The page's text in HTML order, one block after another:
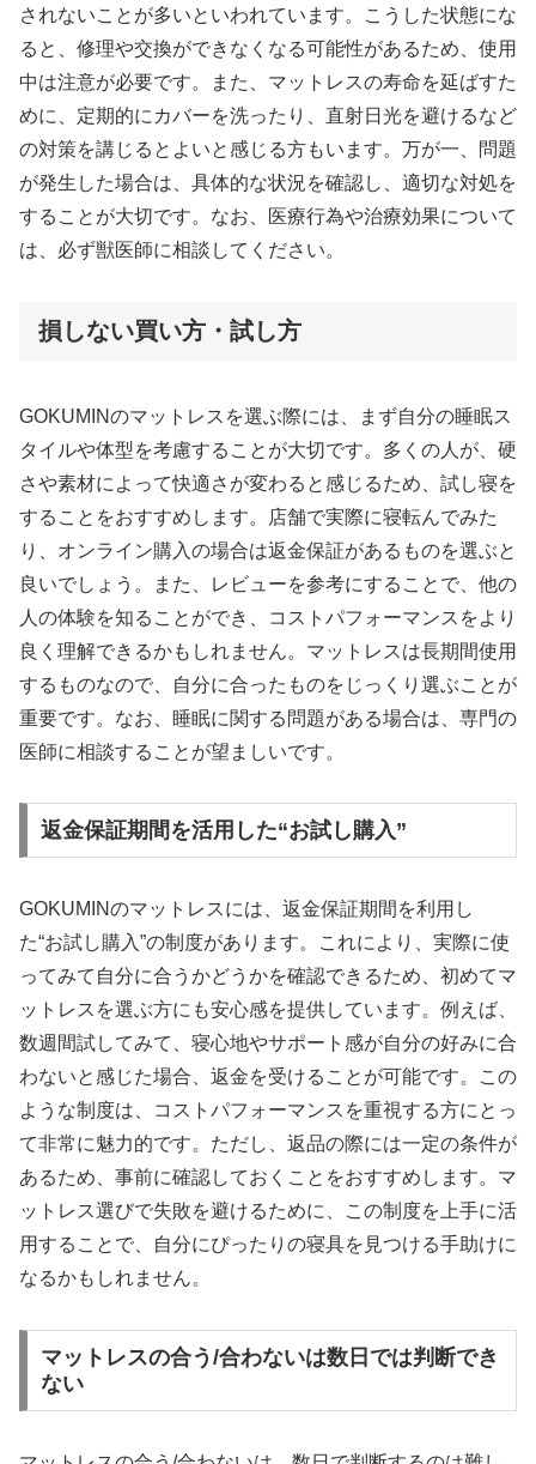
されないことが多いといわれています。こうした状態にな
ると、修理や交換ができなくなる可能性があるため、使用
中は注意が必要です。また、マットレスの寿命を延ばすた
めに、定期的にカバーを洗ったり、直射日光を避けるなど
の対策を講じるとよいと感じる方もいます。万が一、問題
が発生した場合は、具体的な状況を確認し、適切な対処を
することが大切です。なお、医療行為や治療効果について
は、必ず獣医師に相談してください。
損しない買い方・試し方
GOKUMINのマットレスを選ぶ際には、まず自分の睡眠ス
タイルや体型を考慮することが大切です。多くの人が、硬
さや素材によって快適さが変わると感じるため、試し寝を
することをおすすめします。店舗で実際に寝転んでみた
り、オンライン購入の場合は返金保証があるものを選ぶと
良いでしょう。また、レビューを参考にすることで、他の
人の体験を知ることができ、コストパフォーマンスをより
良く理解できるかもしれません。マットレスは長期間使用
するものなので、自分に合ったものをじっくり選ぶことが
重要です。なお、睡眠に関する問題がある場合は、専門の
医師に相談することが望ましいです。
返金保証期間を活用した“お試し購入”
GOKUMINのマットレスには、返金保証期間を利用し
た“お試し購入”の制度があります。これにより、実際に使
ってみて自分に合うかどうかを確認できるため、初めてマ
ットレスを選ぶ方にも安心感を提供しています。例えば、
数週間試してみて、寝心地やサポート感が自分の好みに合
わないと感じた場合、返金を受けることが可能です。この
ような制度は、コストパフォーマンスを重視する方にとっ
て非常に魅力的です。ただし、返品の際には一定の条件が
あるため、事前に確認しておくことをおすすめします。マ
ットレス選びで失敗を避けるために、この制度を上手に活
用することで、自分にぴったりの寝具を見つける手助けに
なるかもしれません。
マットレスの合う/合わないは数日では判断でき
ない